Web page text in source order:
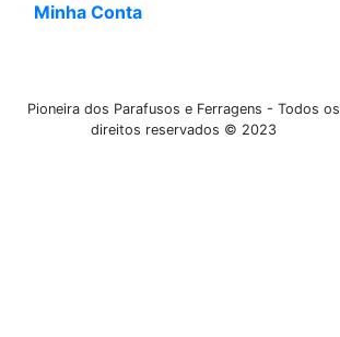
Minha Conta
Pioneira dos Parafusos e Ferragens - Todos os
direitos reservados © 2023